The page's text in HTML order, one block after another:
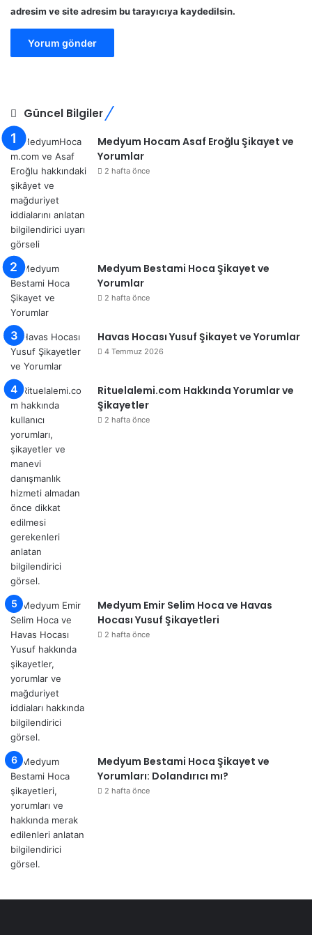
adresim ve site adresim bu tarayıcıya kaydedilsin.
Güncel Bilgiler
Medyum Hocam Asaf Eroğlu Şikayet ve
Yorumlar
2 hafta önce
Medyum Bestami Hoca Şikayet ve
Yorumlar
2 hafta önce
Havas Hocası Yusuf Şikayet ve Yorumlar
4 Temmuz 2026
Rituelalemi.com Hakkında Yorumlar ve
Şikayetler
2 hafta önce
Medyum Emir Selim Hoca ve Havas
Hocası Yusuf Şikayetleri
2 hafta önce
Medyum Bestami Hoca Şikayet ve
Yorumları: Dolandırıcı mı?
2 hafta önce